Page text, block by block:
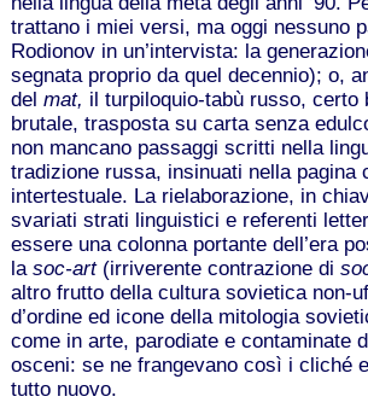
trattano i miei versi, ma oggi nessuno
Rodionov in un’intervista: la
segnata proprio da quel decennio); o,
del mat, il turpiloquio-tabù russo, certo
brutale, trasposta su carta senza
non mancano passaggi scritti nella
tradizione russa, insinuati nella pagina
intertestuale. La rielaborazione, in
svariati strati linguistici e referenti
essere una colonna portante dell’era
la soc-art (irriverente contrazione di
altro frutto della cultura sovietica non-
d’ordine ed icone della mitologia
come in arte, parodiate e contaminate
osceni: se ne frangevano così i cliché
tutto nuovo.